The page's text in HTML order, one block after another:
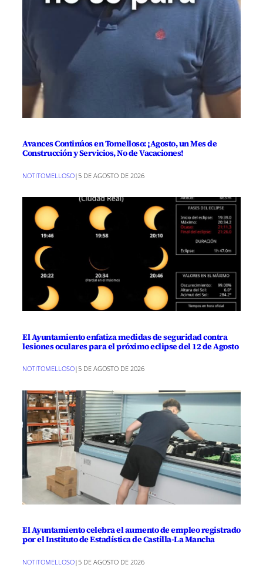
Avances Continúos en Tomelloso: ¡Agosto, un Mes de
Construcción y Servicios, No de Vacaciones!
NOTITOMELLOSO| 5 DE AGOSTO DE 2026
El Ayuntamiento enfatiza medidas de seguridad contra
lesiones oculares para el próximo eclipse del 12 de Agosto
NOTITOMELLOSO|5 DE AGOSTO DE 2026
El Ayuntamiento celebra el aumento de empleo registrado
por el Instituto de Estadística de Castilla-La Mancha
NOTITOMELLOSO|5 DE AGOSTO DE 2026